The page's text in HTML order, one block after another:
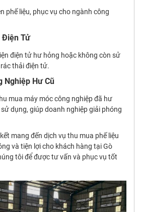
phế liệu, phục vụ cho ngành công
Điện Tử
điện tử hư hỏng hoặc không còn sử
thải điện tử.
Nghiệp Hư Cũ
mua máy móc công nghiệp đã hư
dụng, giúp doanh nghiệp giải phóng
mang đến dịch vụ thu mua phế liệu
và tiện lợi cho khách hàng tại Gò
tôi để được tư vấn và phục vụ tốt